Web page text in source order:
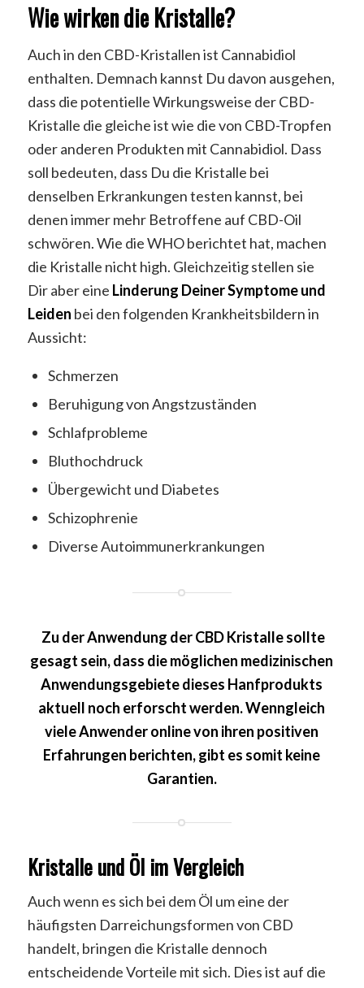
Wie wirken die Kristalle?
Auch in den CBD-Kristallen ist Cannabidiol
enthalten. Demnach kannst Du davon ausgehen,
dass die potentielle Wirkungsweise der CBD-
Kristalle die gleiche ist wie die von CBD-Tropfen
oder anderen Produkten mit Cannabidiol. Dass
soll bedeuten, dass Du die Kristalle bei
denselben Erkrankungen testen kannst, bei
denen immer mehr Betroffene auf CBD-Oil
schwören. Wie die WHO berichtet hat, machen
die Kristalle nicht high. Gleichzeitig stellen sie
Dir aber eine Linderung Deiner Symptome und
Leiden bei den folgenden Krankheitsbildern in
Aussicht:
Schmerzen
Beruhigung von Angstzuständen
Schlafprobleme
Bluthochdruck
Übergewicht und Diabetes
Schizophrenie
Diverse Autoimmunerkrankungen
Zu der Anwendung der CBD Kristalle sollte
gesagt sein, dass die möglichen medizinischen
Anwendungsgebiete dieses Hanfprodukts
aktuell noch erforscht werden. Wenngleich
viele Anwender online von ihren positiven
Erfahrungen berichten, gibt es somit keine
Garantien.
Kristalle und Öl im Vergleich
Auch wenn es sich bei dem Öl um eine der
häufigsten Darreichungsformen von CBD
handelt, bringen die Kristalle dennoch
entscheidende Vorteile mit sich. Dies ist auf die